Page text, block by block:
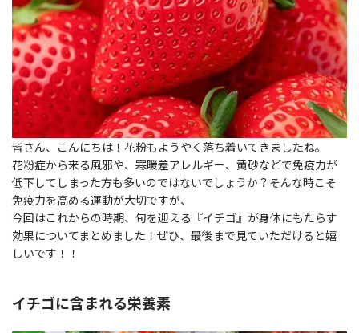
皆さん、こんにちは！花粉もようやく落ち着いてきましたね。
花粉症から来る風邪や、寒暖差アレルギー、黄砂などで免疫力が
低下してしまった方も多いのではないでしょうか？そんな時こそ
免疫力を高める運動が大切ですが、
今回はこれからの時期、旬を迎える『イチゴ』が身体にもたらす
効果についてまとめました！ぜひ、最後まで見ていただけると嬉
しいです！！
イチゴに含まれる栄養素